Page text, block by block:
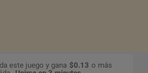
este juego y gana $0.13 o más